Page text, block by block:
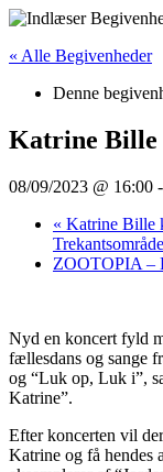
Videre
indhold
« Alle Begivenheder
Denne
Katrine Bille
08/09/2023 @ 16:00 -
« Katrine Bille
ZOOTOPIA –
Nyd en koncert fyld
fællesdans og sange
og “Luk op, Luk i”,
Katrine”.
Efter koncerten vil
Katrine og få hendes